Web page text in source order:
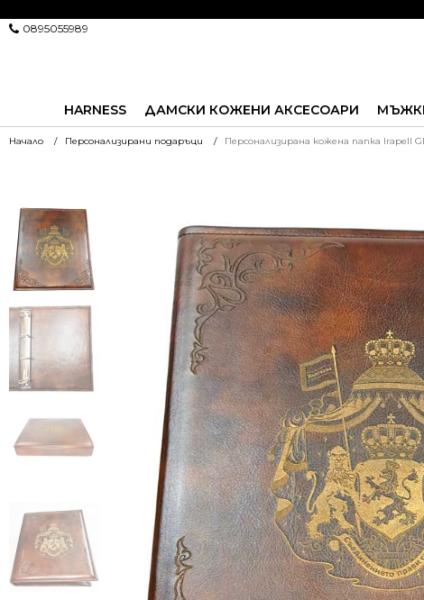
0895055989
HARNESS ДАМСКИ КОЖЕНИ АКСЕСОАРИ
Начало Персонализирани подаръци Персонализирана кожена папка Irapell